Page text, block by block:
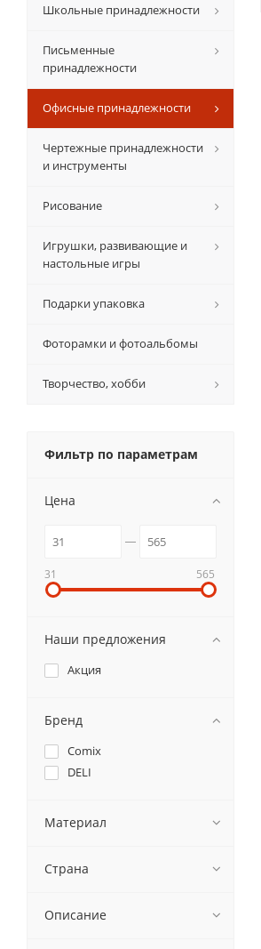
Школьные принадлежности
Письменные
принадлежности
Офисные принадлежности
Чертежные принадлежности
и инструменты
Рисование
Игрушки, развивающие и
настольные игры
Подарки упаковка
Фоторамки и фотоальбомы
Творчество, хобби
Фильтр по параметрам
Цена
31 565
Наши предложения
Акция
Бренд
Comix
DELI
Материал
Страна
Описание